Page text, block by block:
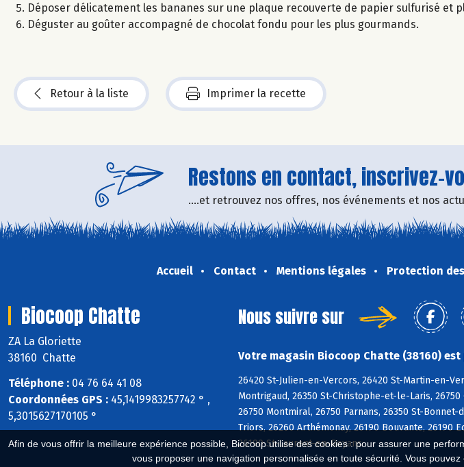
Afin de vous offrir la meilleure expérience possible, Biocoop utilise des cookies : pour assurer une
vous proposer une navigation personnalisée en toute sécurité. Vous
Déposer délicatement les bananes sur une plaque recouverte de papier sulfurisé et
Déguster au goûter accompagné de chocolat fondu pour les plus gourmands.
Retour à la liste Imprimer la recette
Restons en contact, inscrivez-
....et retrouvez nos offres, nos événements et nos
Accueil Contact Mentions légales Protection
Biocoop Chatte
ZA La Gloriette
38160 Chatte
Téléphone : 04 76 64 41 08
Coordonnées GPS : 45,1419983257742 ° ,
5,3015627170105 °
Nous suivre sur
Votre magasin Biocoop Chatte (38160) est
26420 St-Julien-en-Vercors, 26420 St-Martin-en-
Montrigaud, 26350 St-Christophe-et-le-Laris, 26750
26750 Montmiral, 26750 Parnans, 26350 St-
Triors, 26260 Arthémonay, 26190 Bouvante, 26190
26190 St-Laurent-en-Royans